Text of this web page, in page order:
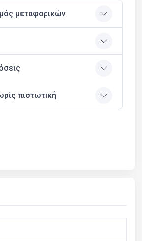
μεταφορικών
πιστωτική